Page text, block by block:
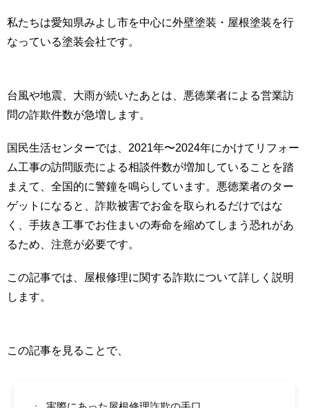
私たちは愛知県みよし市を中心に外壁塗装・屋根塗装を行
なっている塗装会社です。
台風や地震、大雨が続いたあとは、悪徳業者による営業訪
問の詐欺件数が急増します。
国民生活センターでは、2021年〜2024年にかけてリフォー
ム工事の訪問販売による相談件数が増加していることを踏
まえて、全国的に警鐘を鳴らしています。悪徳業者のター
ゲットになると、詐欺被害でお金を取られるだけではな
く、手抜き工事でお住まいの寿命を縮めてしまう恐れがあ
るため、注意が必要です。
この記事では、屋根修理に関する詐欺について詳しく説明
します。
この記事を見ることで、
・